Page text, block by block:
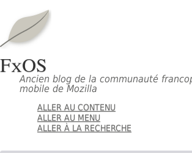
FxOS
Ancien blog de la communauté
mobile de Mozilla
ALLER AU CONTENU
ALLER AU MENU
ALLER À LA RECHERCHE